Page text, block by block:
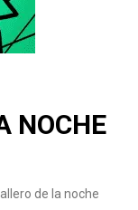
NOCHE
de la noche